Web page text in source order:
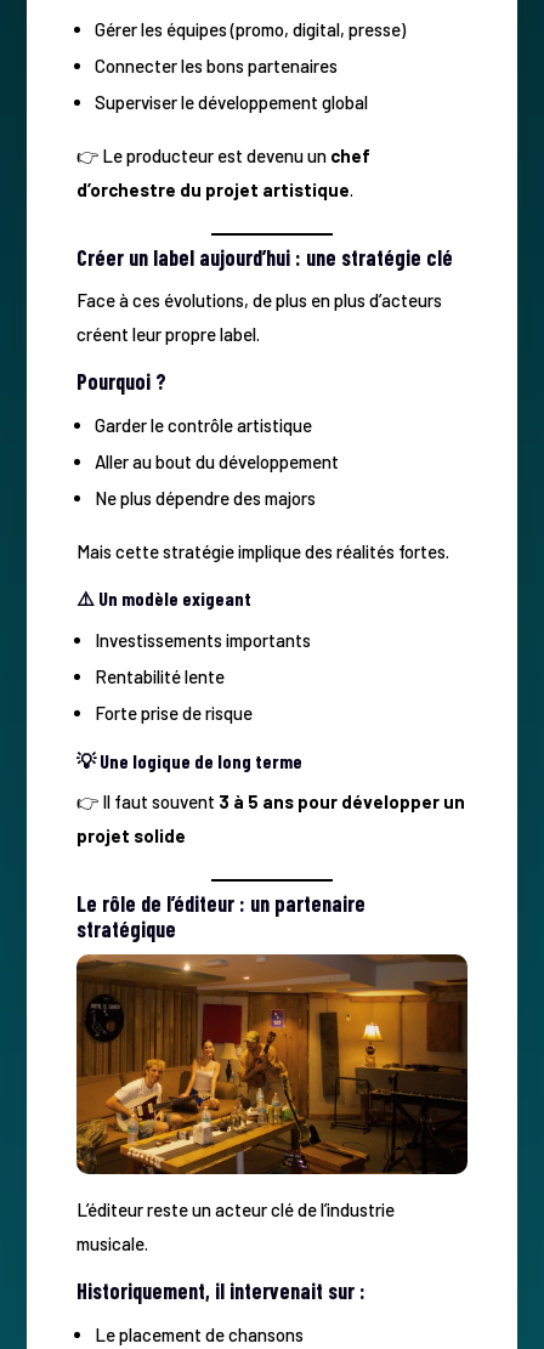
Gérer les équipes (promo, digital, presse)
Connecter les bons partenaires
Superviser le développement global
👉 Le producteur est devenu un chef
d’orchestre du projet artistique.
Créer un label aujourd’hui : une stratégie clé
Face à ces évolutions, de plus en plus d’acteurs
créent leur propre label.
Pourquoi ?
Garder le contrôle artistique
Aller au bout du développement
Ne plus dépendre des majors
Mais cette stratégie implique des réalités fortes.
⚠️ Un modèle exigeant
Investissements importants
Rentabilité lente
Forte prise de risque
💡 Une logique de long terme
👉 Il faut souvent 3 à 5 ans pour développer un
projet solide
Le rôle de l’éditeur : un partenaire
stratégique
L’éditeur reste un acteur clé de l’industrie
musicale.
Historiquement, il intervenait sur :
Le placement de chansons